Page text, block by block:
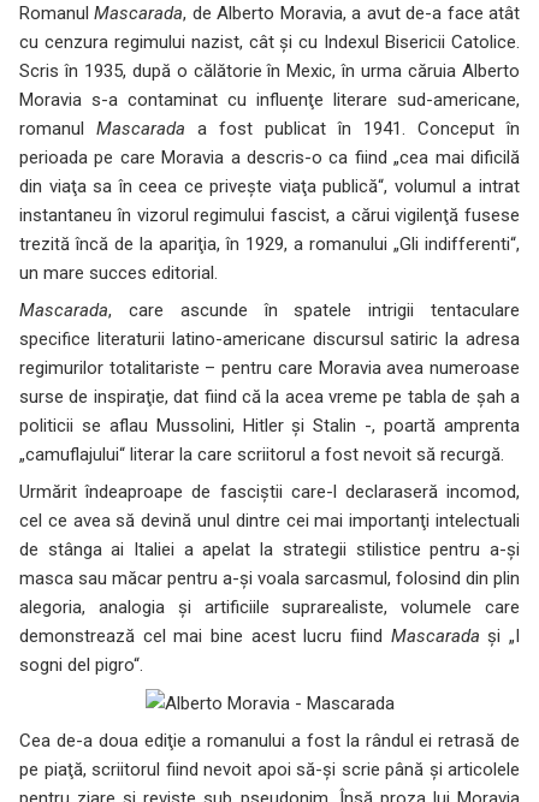
RomanulMascarada, de Alberto Moravia, a avut de-a face atât
cu cenzura regimului nazist, cât şi cu Indexul Bisericii Catolice.
Scris în 1935, după o călătorie în Mexic, în urma căruia Alberto
Moravia s-a contaminat cu influenţe literare sud-americane,
romanul Mascarada a fost publicat în 1941. Conceput în
perioada pe care Moravia a descris-o ca fiind „cea mai dificilă
din viaţa sa în ceea ce priveşte viaţa publică“, volumul a intrat
instantaneu în vizorul regimului fascist, a cărui vigilenţă fusese
trezită încă de la apariţia, în 1929, a romanului „Gli indifferenti“,
un mare succes editorial.
Mascarada, care ascunde în spatele intrigii tentaculare
specifice literaturii latino-americane discursul satiric la adresa
regimurilor totalitariste – pentru care Moravia avea numeroase
surse de inspiraţie, dat fiind că la acea vreme pe tabla de şah a
politicii se aflau Mussolini, Hitler şi Stalin -, poartă amprenta
„camuflajului“ literar la care scriitorul a fost nevoit să recurgă.
Urmărit îndeaproape de fasciştii care-l declaraseră incomod,
cel ce avea să devină unul dintre cei mai importanţi intelectuali
de stânga ai Italiei a apelat la strategii stilistice pentru a-şi
masca sau măcar pentru a-şi voala sarcasmul, folosind din plin
alegoria, analogia şi artificiile suprarealiste, volumele care
demonstrează cel mai bine acest lucru fiind Mascarada şi „I
sogni del pigro“.
Cea de-a doua ediţie a romanului a fost la rândul ei retrasă de
pe piaţă, scriitorul fiind nevoit apoi să-şi scrie până şi articolele